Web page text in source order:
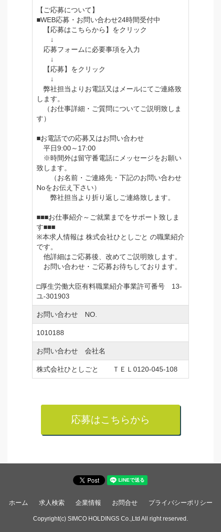
【ご応募について】
■WEB応募・お問い合わせ24時間受付中
【応募はこちらから】をクリック
↓
応募フォームに必要事項を入力
↓
【応募】をクリック
↓
弊社担当よりお電話又はメールにてご連絡致
します。
（お仕事詳細・ご質問についてご説明致しま
す）
■お電話での応募又はお問い合わせ
平日9:00～17:00
※時間外は留守番電話にメッセージをお願い
致します。
（お名前・ご連絡先・下記のお問い合わせ
Noをお伝え下さい）
弊社担当より折り返しご連絡致します。
■■■お仕事紹介～ご就業までをサポート致しま
す■■■
※本求人情報は 株式会社ひとしごと の職業紹介
です。
他詳細はご応募後、改めてご説明致します。
お問い合わせ・ご応募お待ちしております。
□厚生労働大臣有料職業紹介事業許可番号 13-
ユ-301903
お問い合わせ NO.
1010188
お問い合わせ 会社名
株式会社ひとしごと ＴＥＬ0120-045-108
応募はこちらから
ホーム 求人検索 企業情報 お問合せ プライバシーポリシー
Copyright(c) SIMCO HOLDINGS Co.,Ltd All right reserved.